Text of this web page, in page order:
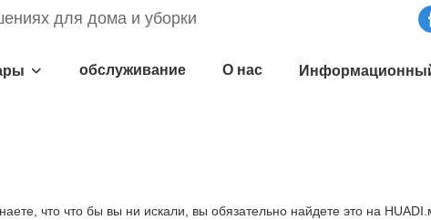
для дома и уборки
обслуживание О нас
что что бы вы ни искали, вы обязательно найдете это на